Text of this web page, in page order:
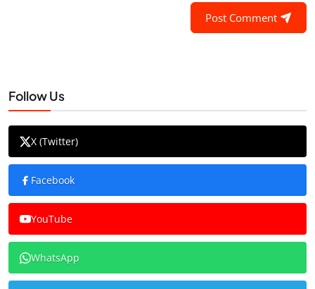
Post Comment
Follow Us
X (Twitter)
Facebook
YouTube
WhatsApp